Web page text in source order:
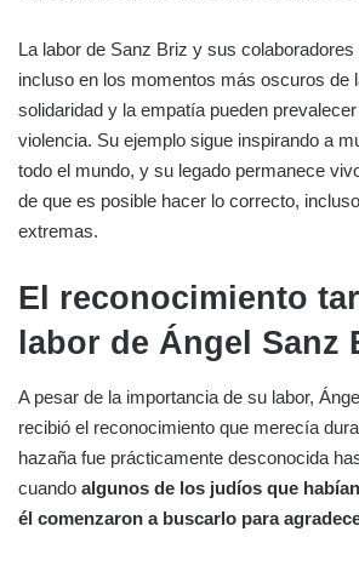
La labor de Sanz Briz y sus
incluso en los momentos más oscuros de
solidaridad y la empatía pueden
violencia. Su ejemplo sigue inspirando a
todo el mundo, y su legado permanece
de que es posible hacer lo correcto,
extremas.
El reconocimiento
labor de Ángel Sanz
A pesar de la importancia de su labor,
recibió el reconocimiento que merecía
hazaña fue prácticamente desconocida
cuando algunos de los judíos que
él comenzaron a buscarlo para